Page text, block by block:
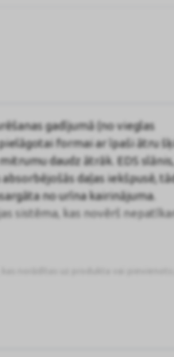
gadījumā (no vieglas
formai ar īpaši ātru
daudz ātrāk. EDS
daļas iekšpusē,
no urīna kairinājuma.
sistēma, kas novērš
un palielinot komforta